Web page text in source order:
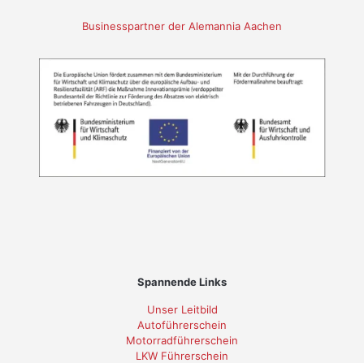
Businesspartner der Alemannia Aachen
Spannende Links
Unser Leitbild
Autoführerschein
Motorradführerschein
LKW Führerschein